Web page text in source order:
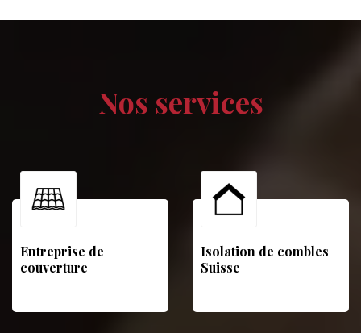
Nos services
Entreprise de
couverture
Isolation de combles
Suisse